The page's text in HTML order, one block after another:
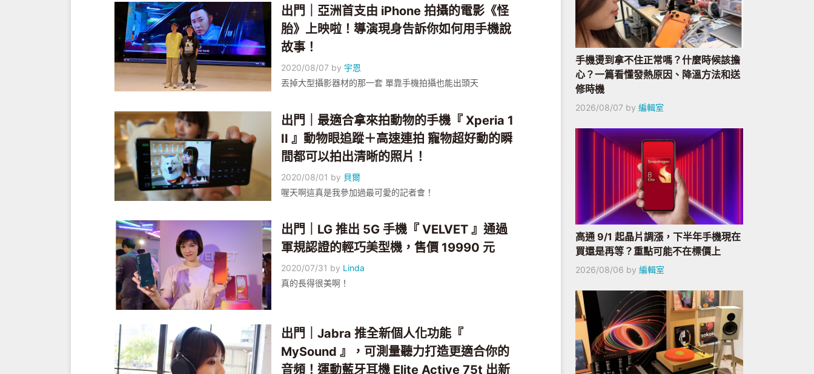
出門｜亞洲首支由 iPhone 拍攝的電影《怪
胎》上映啦！導演現身告訴你如何用手機說
故事！
2020/08/07 by 宇恩
丟掉大型攝影器材的那一套 單靠手機拍攝也能出頭天
出門｜最適合拿來拍動物的手機『 Xperia 1
II 』動物眼追蹤＋高速連拍 寵物超好動的瞬
間都可以拍出清晰的照片！
2020/08/01 by 貝爾
喔天啊這真是我參加過最可愛的記者會！
出門｜LG 推出 5G 手機『 VELVET 』通過
軍規認證的輕巧美型機，售價 19990 元
2020/07/31 by Linda
真的長得很美啊！
出門｜Jabra 推全新個人化功能『
MySound 』，可測量聽力打造更適合你的
音頻！運動藍牙耳機 Elite Active 75t 出新
手機燙到拿不住正常嗎？什麼時候該擔
心？一篇看懂發熱原因、降溫方法和送
修時機
2026/08/07 by 編輯室
高通 9/1 起晶片調漲，下半年手機現在
買還是再等？重點可能不在標價上
2026/08/06 by 編輯室